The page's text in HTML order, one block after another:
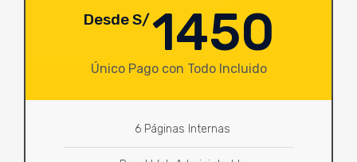
Desde S/1450
Único Pago con Todo Incluido
6 Páginas Internas